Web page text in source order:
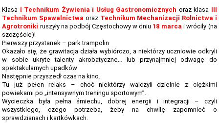
NASZE KIERUNKI TECHNIKUM - 2026-2027 - OPIS
REGULAMIN REKRUTACJI SZKOŁY DZIENNE 2026-2027
TERMINARZ REKRUTACJI 2026-2027
TMRIA - ROLNICTWO Z ELEMENTAMI SPAWALNICTWA
TŻIUG - GASTRONOMIA Z ELEMENTAMI DIETETYKI
TUF - FRYZJERSTWO Z ELEMENTAMI KOSMETYKI
Klasa I Technikum Żywienia i Usług Gastronomicznych oraz klasa III
Technikum Spawalnictwa oraz Technikum Mechanizacji Rolnictwa i
Agrotroniki ruszyły na podbój Częstochowy w dniu 18 marca i wróciły (na
szczęście)!
Pierwszy przystanek – park trampolin
Okazało się, że grawitacja działa wybiórczo, a niektórzy uczniowie odkryli
w sobie ukryte talenty akrobatyczne… lub przynajmniej odwagę do
spektakularnych upadków
Następnie przyszedł czas na kino.
Tu już pełen relaks – choć niektórzy walczyli dzielnie z ciężkimi
powiekami po „intensywnym treningu sportowym”.
Wycieczka była pełna śmiechu, dobrej energii i integracji – czyli
wszystkiego, czego potrzeba, żeby na chwilę zapomnieć o
sprawdzianach i kartkówkach.